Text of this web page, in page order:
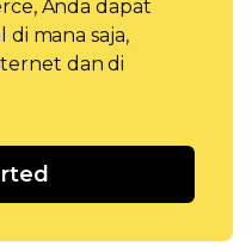
Anda dapat
mana saja,
dan di